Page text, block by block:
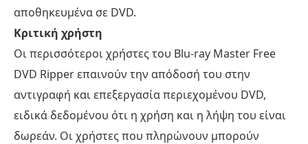
αποθηκευμένα σε DVD.
Κριτική χρήστη
Οι περισσότεροι χρήστες του Blu-ray Master Free
DVD Ripper επαινούν την απόδοσή του στην
αντιγραφή και επεξεργασία περιεχομένου DVD,
ειδικά δεδομένου ότι η χρήση και η λήψη του είναι
δωρεάν. Οι χρήστες που πληρώνουν μπορούν